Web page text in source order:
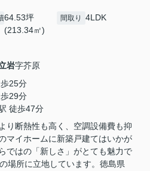
64.53坪
(213.34㎡)
間取り 4LDK
岩字芥原
歩25分
歩29分
徒歩47分
り断熱性も高く、空調設備費も抑
マイホームに新築戸建てはいかが
ではの「新しさ」がとても魅力で
場所に立地しています。徳島県